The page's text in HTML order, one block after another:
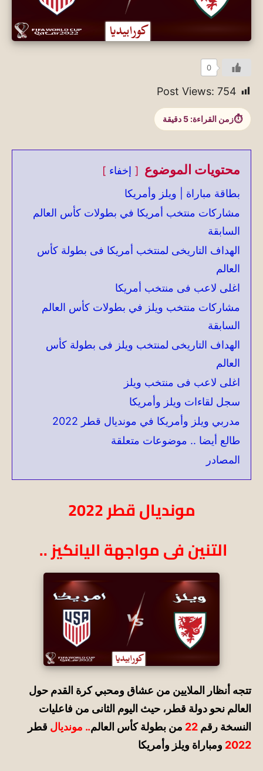
0
Post Views: 754
زمن القراءة: 5 دقيقة
محتويات الموضوع
إخفاء
بطاقة مباراة | ويلز وأمريكا
مشاركات منتخب أمريكا في بطولات كأس العالم
السابقة
الهداف التاريخى لمنتخب أمريكا فى بطولة كأس
العالم
اغلى لاعب فى منتخب أمريكا
مشاركات منتخب ويلز في بطولات كأس العالم
السابقة
الهداف التاريخى لمنتخب ويلز فى بطولة كأس
العالم
اغلى لاعب فى منتخب ويلز
سجل لقاءات ويلز وأمريكا
مدربي ويلز وأمريكا في مونديال قطر 2022
طالع أيضا .. موضوعات متعلقة
المصادر
مونديال قطر 2022
التنين فى مواجهة اليانكيز ..
تتجه أنظار الملايين من عشاق ومحبي كرة القدم حول
العالم نحو دولة قطر، حيث اليوم الثانى من فاعليات
النسخة رقم 22 من بطولة كأس العالم.. مونديال قطر
2022 ومباراة ويلز وأمريكا